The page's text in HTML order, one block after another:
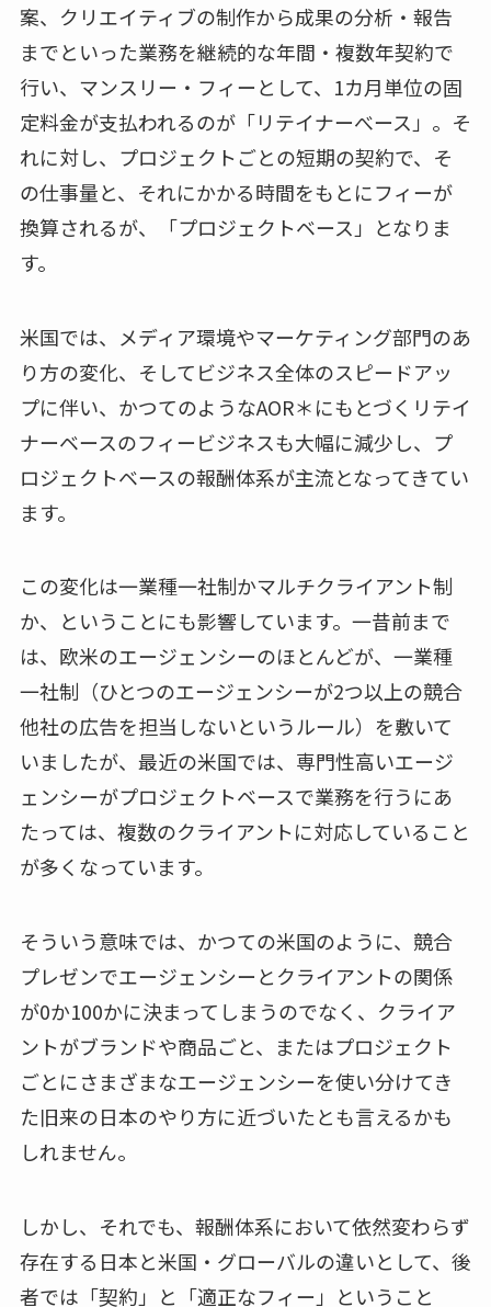
案、クリエイティブの制作から成果の分析・報告
までといった業務を継続的な年間・複数年契約で
行い、マンスリー・フィーとして、1カ月単位の固
定料金が支払われるのが「リテイナーべース」。そ
れに対し、プロジェクトごとの短期の契約で、そ
の仕事量と、それにかかる時間をもとにフィーが
換算されるが、「プロジェクトベース」となりま
す。
米国では、メディア環境やマーケティング部門のあ
り方の変化、そしてビジネス全体のスピードアッ
プに伴い、かつてのようなAOR＊にもとづくリテイ
ナーベースのフィービジネスも大幅に減少し、プ
ロジェクトベースの報酬体系が主流となってきてい
ます。
この変化は一業種一社制かマルチクライアント制
か、ということにも影響しています。一昔前まで
は、欧米のエージェンシーのほとんどが、一業種
一社制（ひとつのエージェンシーが2つ以上の競合
他社の広告を担当しないというルール）を敷いて
いましたが、最近の米国では、専門性高いエージ
ェンシーがプロジェクトベースで業務を行うにあ
たっては、複数のクライアントに対応していること
が多くなっています。
そういう意味では、かつての米国のように、競合
プレゼンでエージェンシーとクライアントの関係
が0か100かに決まってしまうのでなく、クライア
ントがブランドや商品ごと、またはプロジェクト
ごとにさまざまなエージェンシーを使い分けてき
た旧来の日本のやり方に近づいたとも言えるかも
しれません。
しかし、それでも、報酬体系において依然変わらず
存在する日本と米国・グローバルの違いとして、後
者では「契約」と「適正なフィー」ということ